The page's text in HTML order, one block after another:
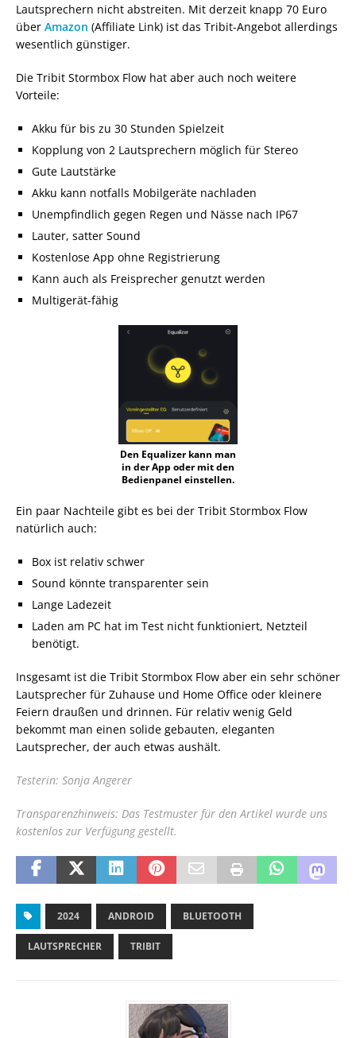
Lautsprechern nicht abstreiten. Mit derzeit knapp 70 Euro
über Amazon (Affiliate Link) ist das Tribit-Angebot allerdings
wesentlich günstiger.
Die Tribit Stormbox Flow hat aber auch noch weitere
Vorteile:
Akku für bis zu 30 Stunden Spielzeit
Kopplung von 2 Lautsprechern möglich für Stereo
Gute Lautstärke
Akku kann notfalls Mobilgeräte nachladen
Unempfindlich gegen Regen und Nässe nach IP67
Lauter, satter Sound
Kostenlose App ohne Registrierung
Kann auch als Freisprecher genutzt werden
Multigerät-fähig
Den Equalizer kann man
in der App oder mit den
Bedienpanel einstellen.
Ein paar Nachteile gibt es bei der Tribit Stormbox Flow
natürlich auch:
Box ist relativ schwer
Sound könnte transparenter sein
Lange Ladezeit
Laden am PC hat im Test nicht funktioniert, Netzteil
benötigt.
Insgesamt ist die Tribit Stormbox Flow aber ein sehr schöner
Lautsprecher für Zuhause und Home Office oder kleinere
Feiern draußen und drinnen. Für relativ wenig Geld
bekommt man einen solide gebauten, eleganten
Lautsprecher, der auch etwas aushält.
Testerin: Sonja Angerer
Transparenzhinweis: Das Testmuster für den Artikel wurde uns
kostenlos zur Verfügung gestellt.
2024 ANDROID BLUETOOTH
LAUTSPRECHER TRIBIT